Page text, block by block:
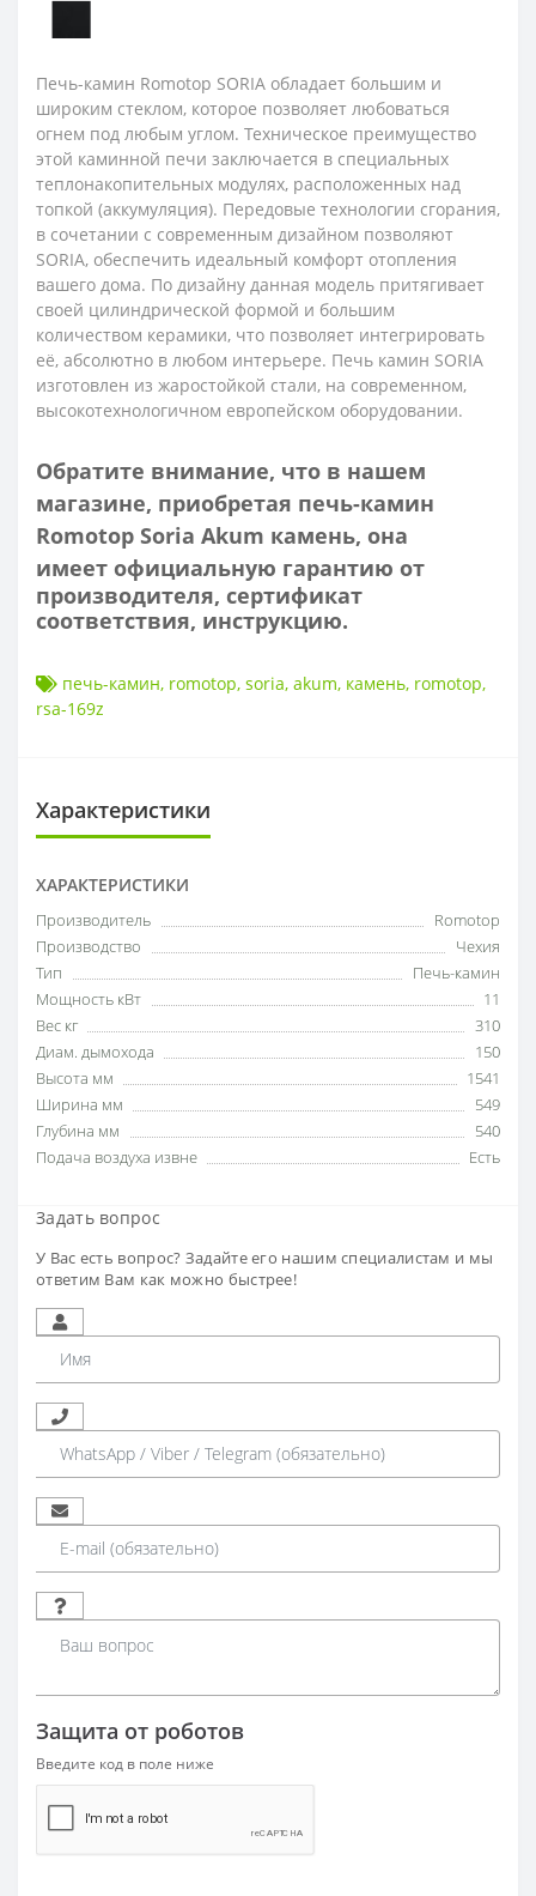
Печь-камин Romotop SORIA обладает большим и
широким стеклом, которое позволяет любоваться
огнем под любым углом. Техническое преимущество
этой каминной печи заключается в специальных
теплонакопительных модулях, расположенных над
топкой (аккумуляция). Передовые технологии сгорания,
в сочетании с современным дизайном позволяют
SORIA, обеспечить идеальный комфорт отопления
вашего дома. По дизайну данная модель притягивает
своей цилиндрической формой и большим
количеством керамики, что позволяет интегрировать
её, абсолютно в любом интерьере. Печь камин SORIA
изготовлен из жаростойкой стали, на современном,
высокотехнологичном европейском оборудовании.
Обратите внимание, что в нашем
магазине, приобретая печь-камин
Romotop Soria Akum камень, она
имеет официальную гарантию от
производителя, сертификат
соответствия, инструкцию.
печь-камин, romotop, soria, akum, камень, romotop,
rsa-169z
Характеристики
ХАРАКТЕРИСТИКИ
Производитель
Romotop
Производство
Чехия
Тип
Печь-камин
Мощность кВт
11
Вес кг
310
Диам. дымохода
150
Высота мм
1541
Ширина мм
549
Глубина мм
540
Подача воздуха извне
Есть
Задать вопрос
У Вас есть вопрос? Задайте его нашим специалистам и мы
ответим Вам как можно быстрее!
Защита от роботов
Введите код в поле ниже